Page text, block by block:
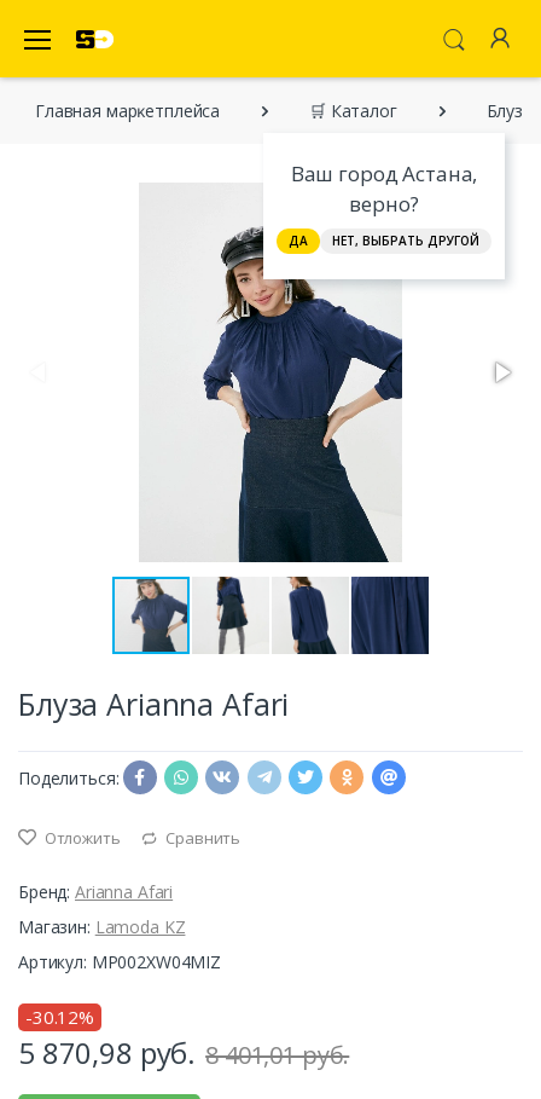
Ваш город Астана,
верно?
ДА НЕТ, ВЫБРАТЬ ДРУГОЙ
Главная марĸетплейса 🛒 Каталог Блуза
Блуза Arianna Afari
Поделиться:
Отложить Сравнить
Бренд: Arianna Afari
Магазин: Lamoda KZ
Артикул: MP002XW04MIZ
-30.12%
5 870,98 руб. 8 401,01 руб.